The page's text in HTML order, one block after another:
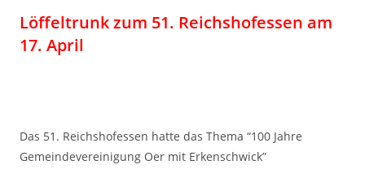
Löffeltrunk zum 51. Reichshofessen am
17. April
Das 51. Reichshofessen hatte das Thema “100 Jahre
Gemeindevereinigung Oer mit Erkenschwick”